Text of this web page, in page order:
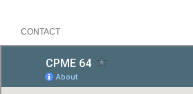
CONTACT